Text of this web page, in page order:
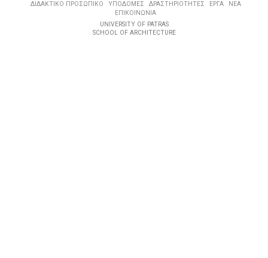
ΔΙΔΑΚΤΙΚΟ ΠΡΟΣΩΠΙΚΟ
ΥΠΟΔΟΜΕΣ ΔΡΑΣΤΗΡΙΟΤΗΤΕΣ ΕΡΓΑ
ΝΕΑ
ΕΠΙΚΟΙΝΩΝΙΑ
UNIVERSITY OF PATRAS
SCHOOL OF ARCHITECTURE